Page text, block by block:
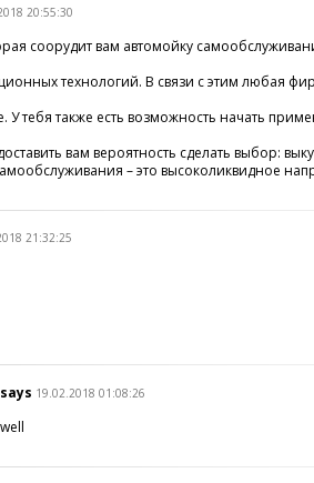
20:55:30
соорудит вам автомойку
технологий. В связи с этим любая
У тебя также есть возможность начать
вам вероятность сделать выбор:
– это высоколиквидное
21:32:25
19.02.2018 01:08:26